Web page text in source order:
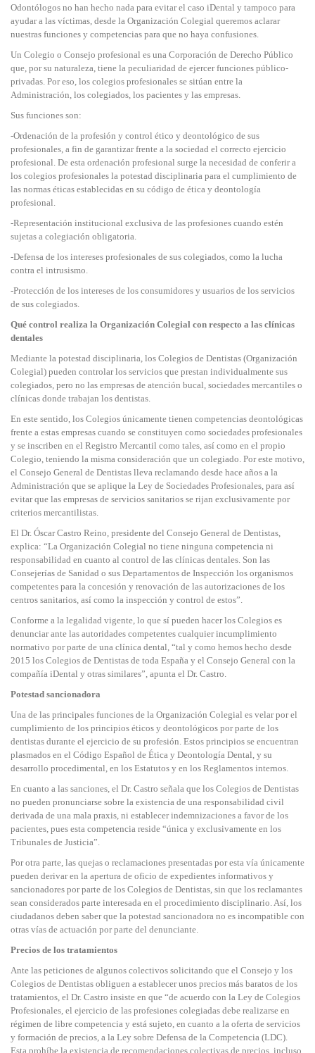
Odontólogos no han hecho nada para evitar el caso iDental y tampoco para
ayudar a las víctimas, desde la Organización Colegial queremos aclarar
nuestras funciones y competencias para que no haya confusiones.
Un Colegio o Consejo profesional es una Corporación de Derecho Público
que, por su naturaleza, tiene la peculiaridad de ejercer funciones público-
privadas. Por eso, los colegios profesionales se sitúan entre la
Administración, los colegiados, los pacientes y las empresas.
Sus funciones son:
-Ordenación de la profesión y control ético y deontológico de sus
profesionales, a fin de garantizar frente a la sociedad el correcto ejercicio
profesional. De esta ordenación profesional surge la necesidad de conferir a
los colegios profesionales la potestad disciplinaria para el cumplimiento de
las normas éticas establecidas en su código de ética y deontología
profesional.
-Representación institucional exclusiva de las profesiones cuando estén
sujetas a colegiación obligatoria.
-Defensa de los intereses profesionales de sus colegiados, como la lucha
contra el intrusismo.
-Protección de los intereses de los consumidores y usuarios de los servicios
de sus colegiados.
Qué control realiza la Organización Colegial con respecto a las clínicas
dentales
Mediante la potestad disciplinaria, los Colegios de Dentistas (Organización
Colegial) pueden controlar los servicios que prestan individualmente sus
colegiados, pero no las empresas de atención bucal, sociedades mercantiles o
clínicas donde trabajan los dentistas.
En este sentido, los Colegios únicamente tienen competencias deontológicas
frente a estas empresas cuando se constituyen como sociedades profesionales
y se inscriben en el Registro Mercantil como tales, así como en el propio
Colegio, teniendo la misma consideración que un colegiado. Por este motivo,
el Consejo General de Dentistas lleva reclamando desde hace años a la
Administración que se aplique la Ley de Sociedades Profesionales, para así
evitar que las empresas de servicios sanitarios se rijan exclusivamente por
criterios mercantilistas.
El Dr. Óscar Castro Reino, presidente del Consejo General de Dentistas,
explica: “La Organización Colegial no tiene ninguna competencia ni
responsabilidad en cuanto al control de las clínicas dentales. Son las
Consejerías de Sanidad o sus Departamentos de Inspección los organismos
competentes para la concesión y renovación de las autorizaciones de los
centros sanitarios, así como la inspección y control de estos”.
Conforme a la legalidad vigente, lo que sí pueden hacer los Colegios es
denunciar ante las autoridades competentes cualquier incumplimiento
normativo por parte de una clínica dental, “tal y como hemos hecho desde
2015 los Colegios de Dentistas de toda España y el Consejo General con la
compañía iDental y otras similares”, apunta el Dr. Castro.
Potestad sancionadora
Una de las principales funciones de la Organización Colegial es velar por el
cumplimiento de los principios éticos y deontológicos por parte de los
dentistas durante el ejercicio de su profesión. Estos principios se encuentran
plasmados en el Código Español de Ética y Deontología Dental, y su
desarrollo procedimental, en los Estatutos y en los Reglamentos internos.
En cuanto a las sanciones, el Dr. Castro señala que los Colegios de Dentistas
no pueden pronunciarse sobre la existencia de una responsabilidad civil
derivada de una mala praxis, ni establecer indemnizaciones a favor de los
pacientes, pues esta competencia reside “única y exclusivamente en los
Tribunales de Justicia”.
Por otra parte, las quejas o reclamaciones presentadas por esta vía únicamente
pueden derivar en la apertura de oficio de expedientes informativos y
sancionadores por parte de los Colegios de Dentistas, sin que los reclamantes
sean considerados parte interesada en el procedimiento disciplinario. Así, los
ciudadanos deben saber que la potestad sancionadora no es incompatible con
otras vías de actuación por parte del denunciante.
Precios de los tratamientos
Ante las peticiones de algunos colectivos solicitando que el Consejo y los
Colegios de Dentistas obliguen a establecer unos precios más baratos de los
tratamientos, el Dr. Castro insiste en que “de acuerdo con la Ley de Colegios
Profesionales, el ejercicio de las profesiones colegiadas debe realizarse en
régimen de libre competencia y está sujeto, en cuanto a la oferta de servicios
y formación de precios, a la Ley sobre Defensa de la Competencia (LDC).
Esta prohíbe la existencia de recomendaciones colectivas de precios, incluso